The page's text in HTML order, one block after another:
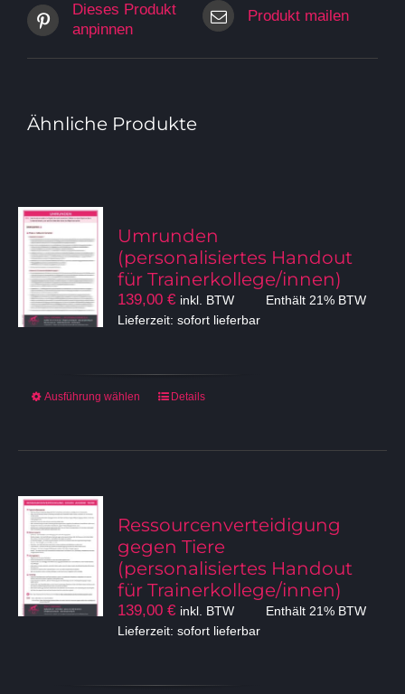
Dieses Produkt
anpinnen
Produkt mailen
Ähnliche Produkte
Umrunden
(personalisiertes Handout
für Trainerkollege/innen)
139,00 € inkl. BTW Enthält 21% BTW
Lieferzeit: sofort lieferbar
Ausführung wählen
Dieses
Optionen
können
auf
der
Produktseite
gewählt
Details
Ressourcenverteidigung
gegen Tiere
(personalisiertes Handout
für Trainerkollege/innen)
139,00 € inkl. BTW Enthält 21% BTW
Lieferzeit: sofort lieferbar